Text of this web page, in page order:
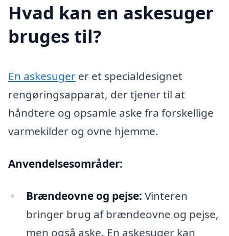
Hvad kan en askesuger
bruges til?
En askesuger er et specialdesignet
rengøringsapparat, der tjener til at
håndtere og opsamle aske fra forskellige
varmekilder og ovne hjemme.
Anvendelsesområder:
Brændeovne og pejse: Vinteren
bringer brug af brændeovne og pejse,
men også aske. En askesuger kan